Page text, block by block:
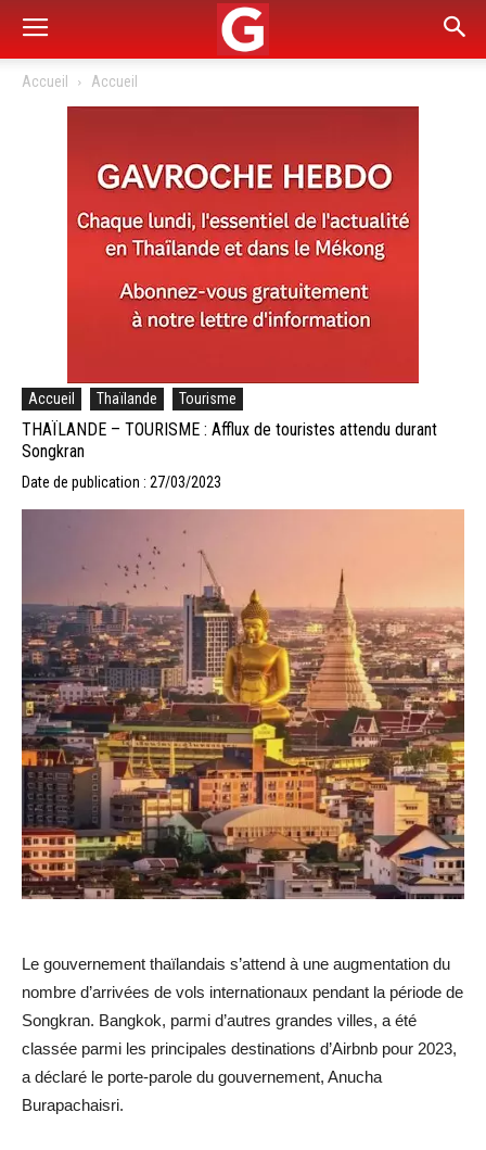
Accueil Accueil
Accueil Thaïlande Tourisme
THAÏLANDE – TOURISME : Afflux de touristes attendu durant
Songkran
Date de publication : 27/03/2023
Le gouvernement thaïlandais s’attend à une augmentation du
nombre d’arrivées de vols internationaux pendant la période de
Songkran. Bangkok, parmi d’autres grandes villes, a été
classée parmi les principales destinations d’Airbnb pour 2023,
a déclaré le porte-parole du gouvernement, Anucha
Burapachaisri.